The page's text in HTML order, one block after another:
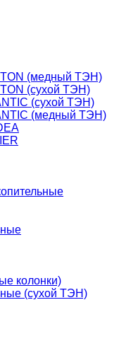
(медный ТЭН)
(сухой ТЭН)
(сухой ТЭН)
(медный ТЭН)
колонки)
(сухой ТЭН)